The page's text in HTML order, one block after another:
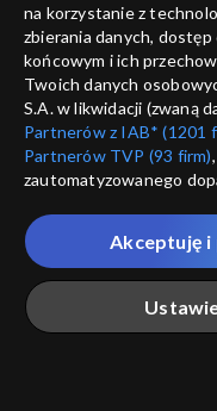
Gra słów. Krzyżówka
odc. 985
Gra słów. Krzyżówka
odc. 983
na korzystanie z
zbierania danych,
końcowym i ich
Twoich danych
S.A. w likwidacji (zwaną
Partnerów z IAB* (1201
Partnerów TVP (93 firm)
zautomatyzowanego
które wskazujemy
przez nas identyfikatora
Twoje dane osobowe
Ciebie naszych
„Portalem”, w tym
Akceptuję i